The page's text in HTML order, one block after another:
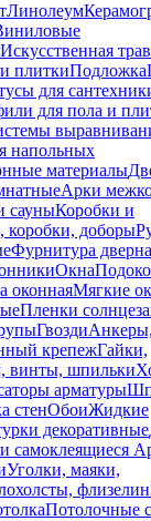
Линолеум
Искусственная
плиткиПодложка
для
для пола и
напольных
материалы
Арки
сауныКоробки и
коробки, доборы
Фурнитура
Окна
оконнаяМягкие
Пленки
Гвозди
крепежГайки,
винты, шпильки
арматуры
стенОбоиЖидкие
декоративные
самоклеящиеся
Уголки, маяки,
флизелин
Потолочные